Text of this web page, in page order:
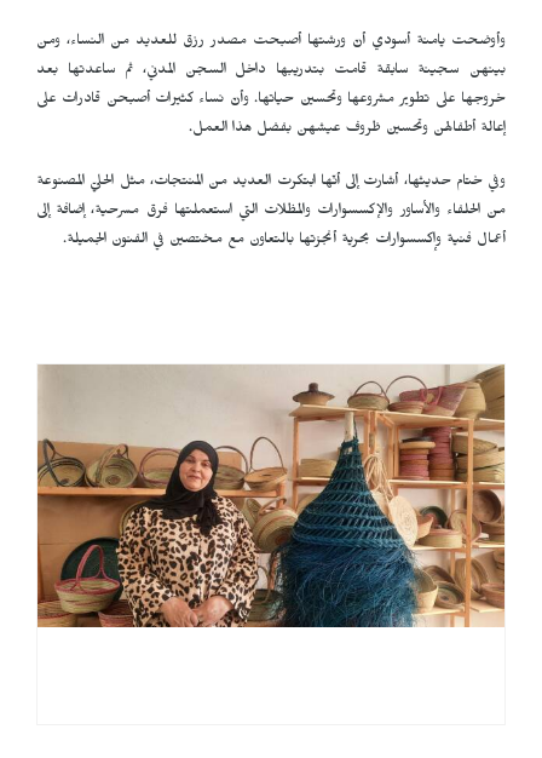
وأوضحت يامنة أسودي أنّ ورشتها أصبحت مصدر رزق للعديد من النساء، ومن
بينهن سجينة سابقة قامت بتدريبها داخل السجن المدني، ثم ساعدتها بعد
خروجها على تطوير مشروعها وتحسين حياتها. وأنّ نساء كثيرات أصبحن قادرات على
إعالة أطفالهن وتحسين ظروف عيشهن بفضل هذا العمل.
وفي ختام حديثها، أشارت إلى أنّها ابتكرت العديد من المنتجات، مثل الحليّ المصنوعة
من الحلفاء والأساور والإكسسوارات والمظلات التي استعملتها فرق مسرحية، إضافة إلى
أعمال فنية وإكسسوارات بحرية أنجزتها بالتعاون مع مختصين في الفنون الجميلة.